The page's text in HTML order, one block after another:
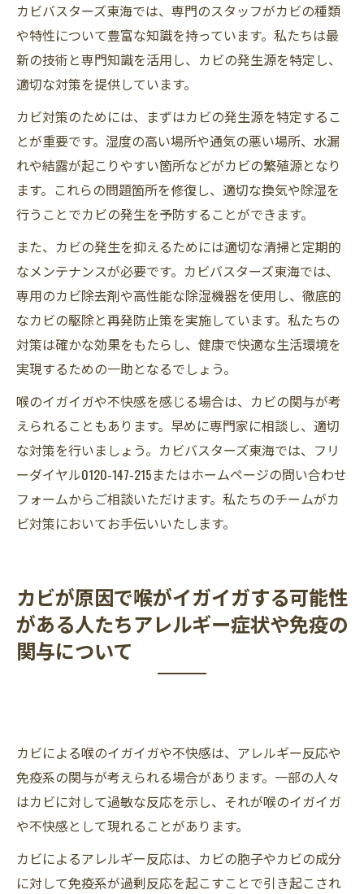
カビバスターズ東海では、専門のスタッフがカビの種類
や特性について豊富な知識を持っています。私たちは最
新の技術と専門知識を活用し、カビの発生源を特定し、
適切な対策を提供しています。
カビ対策のためには、まずはカビの発生源を特定するこ
とが重要です。湿度の高い場所や通気の悪い場所、水漏
れや結露が起こりやすい箇所などがカビの繁殖源となり
ます。これらの問題箇所を修復し、適切な換気や除湿を
行うことでカビの発生を予防することができます。
また、カビの発生を抑えるためには適切な清掃と定期的
なメンテナンスが必要です。カビバスターズ東海では、
専用のカビ除去剤や高性能な除湿機器を使用し、徹底的
なカビの駆除と再発防止策を実施しています。私たちの
対策は確かな効果をもたらし、健康で快適な生活環境を
実現するための一助となるでしょう。
喉のイガイガや不快感を感じる場合は、カビの関与が考
えられることもあります。早めに専門家に相談し、適切
な対策を行いましょう。カビバスターズ東海では、フリ
ーダイヤル0120-147-215またはホームページの問い合わせ
フォームからご相談いただけます。私たちのチームがカ
ビ対策においてお手伝いいたします。
カビが原因で喉がイガイガする可能性
がある人たちアレルギー症状や免疫の
関与について
カビによる喉のイガイガや不快感は、アレルギー反応や
免疫系の関与が考えられる場合があります。一部の人々
はカビに対して過敏な反応を示し、それが喉のイガイガ
や不快感として現れることがあります。
カビによるアレルギー反応は、カビの胞子やカビの成分
に対して免疫系が過剰反応を起こすことで引き起こされ